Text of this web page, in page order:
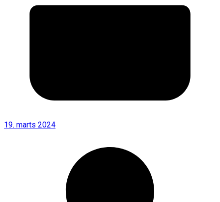
19. marts 2024